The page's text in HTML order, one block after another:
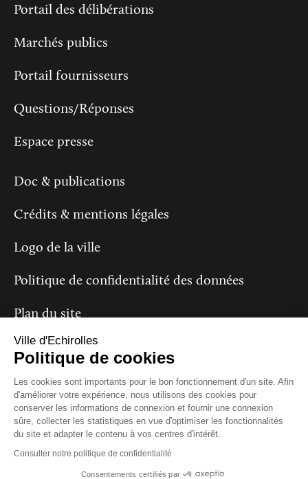
Portail des délibérations
Marchés publics
Portail fournisseurs
Questions/Réponses
Espace presse
Doc & publications
Crédits & mentions légales
Logo de la ville
Politique de confidentialité des données
Plan du site
Suivez-nous
Ville d'Echirolles
Politique de cookies
Les cookies sont importants pour le bon fonctionnement d'un site. Afin
d'améliorer votre expérience, nous utilisons des cookies pour
conserver les informations de connexion et fournir une connexion
sûre, collecter les statistiques en vue d'optimiser les fonctionnalités
du site et adapter le contenu à vos centres d'intérêt.
Consulter notre politique de confidentialité
Consentements certifiés par